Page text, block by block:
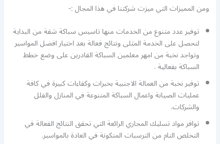
ومن المميزات التي ميزت شركتنا في هذا المجال :-
توفير عدد متنوع من الخدمات منها تاسيس سباكة شقة من البداية
لتحصل على الخدمة المثلى ونتائج فعالة بعد اختيار افضل المواسير
وتواجد نخبة من امهر معلمين السباكة القادرين على وضع خطط
السباكة بفعالية .
توفير نخبة من العمالة الاجنبية بخبرات وكفاءات كبيرة في كافة
عمليات الصيانة واعمال السباكة المتنوعة في المنازل والفلل
والشركات.
توافر مواد تسليك المجاري الرائعة التي تحقق النتائج الفعالة في
التخلص التام من الترسبات المتكونة في العادة بالمواسير.